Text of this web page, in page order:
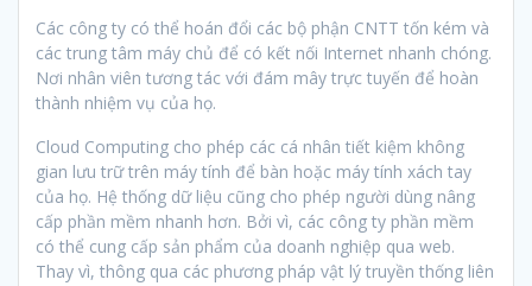
Các công ty có thể hoán đổi các bộ phận CNTT tốn kém và
các trung tâm máy chủ để có kết nối Internet nhanh chóng.
Nơi nhân viên tương tác với đám mây trực tuyến để hoàn
thành nhiệm vụ của họ.
Cloud Computing cho phép các cá nhân tiết kiệm không
gian lưu trữ trên máy tính để bàn hoặc máy tính xách tay
của họ. Hệ thống dữ liệu cũng cho phép người dùng nâng
cấp phần mềm nhanh hơn. Bởi vì, các công ty phần mềm
có thể cung cấp sản phẩm của doanh nghiệp qua web.
Thay vì, thông qua các phương pháp vật lý truyền thống liên